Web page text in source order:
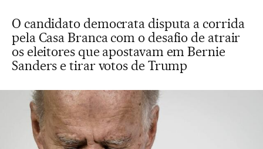
O candidato democrata disputa a corrida
pela Casa Branca com o desafio de atrair
os eleitores que apostavam em Bernie
Sanders e tirar votos de Trump